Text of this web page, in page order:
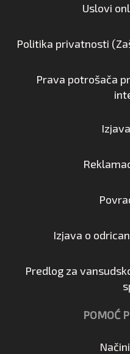
Uslovi
Politika privatnosti
Prava potrošača
Izjava o
Predlog za
POMOĆ